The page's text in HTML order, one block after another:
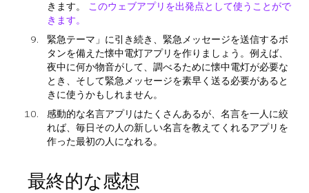
きます。
このウェブアプリを出発点として使うことがで
きます。
緊急テーマ」に引き続き、緊急メッセージを送信するボ
タンを備えた懐中電灯アプリを作りましょう。例えば、
夜中に何か物音がして、調べるために懐中電灯が必要な
とき、そして緊急メッセージを素早く送る必要があると
きに使うかもしれません。
感動的な名言アプリはたくさんあるが、名言を一人に絞
れば、毎日その人の新しい名言を教えてくれるアプリを
作った最初の人になれる。
最終的な感想